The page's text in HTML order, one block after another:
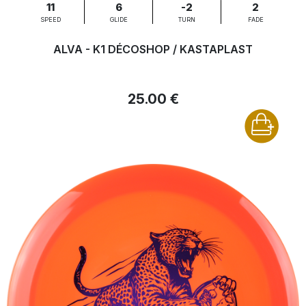
11
SPEED
6
GLIDE
-2
TURN
2
FADE
ALVA - K1 DÉCOSHOP / KASTAPLAST
25.00 €